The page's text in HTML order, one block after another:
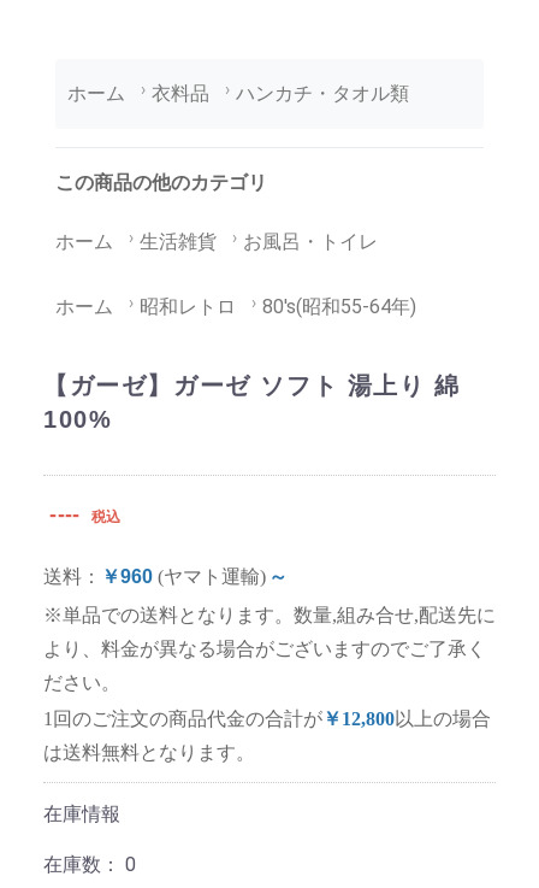
ホーム 衣料品 ハンカチ・タオル類
この商品の他のカテゴリ
ホーム 生活雑貨 お風呂・トイレ
ホーム 昭和レトロ 80's(昭和55-64年)
【ガーゼ】ガーゼ ソフト 湯上り 綿
100%
---- 税込
送料： ￥960 (ヤマト運輸) ～
※単品での送料となります。数量,組み合せ,配送先に
より、料金が異なる場合がございますのでご了承く
ださい。
1回のご注文の商品代金の合計が￥12,800以上の場合
は送料無料となります。
在庫情報
在庫数： 0